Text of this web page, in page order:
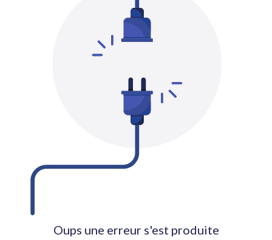
Oups une erreur s'est produite